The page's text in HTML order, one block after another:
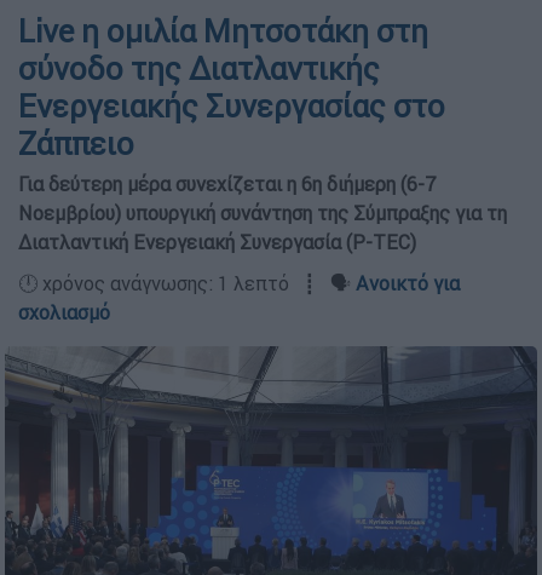
Live η ομιλία Μητσοτάκη στη
σύνοδο της Διατλαντικής
Ενεργειακής Συνεργασίας στο
Ζάππειο
Για δεύτερη μέρα συνεχίζεται η 6η διήμερη (6-7
Νοεμβρίου) υπουργική συνάντηση της Σύμπραξης για τη
Διατλαντική Ενεργειακή Συνεργασία (P-TEC)
🕛 χρόνος ανάγνωσης: 1 λεπτό ┋ 🗣️ Ανοικτό για
σχολιασμό